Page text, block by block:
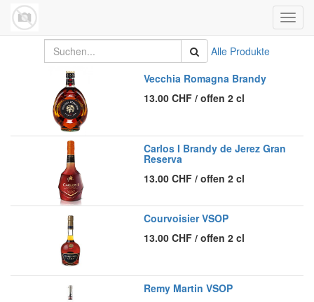
Alle Produkte
Vecchia Romagna Brandy
13.00 CHF / offen 2 cl
Carlos I Brandy de Jerez Gran
Reserva
13.00 CHF / offen 2 cl
Courvoisier VSOP
13.00 CHF / offen 2 cl
Remy Martin VSOP